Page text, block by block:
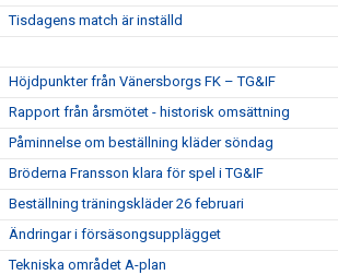
Tisdagens match är inställd
Höjdpunkter från Vänersborgs FK – TG&IF
Rapport från årsmötet - historisk omsättning
Påminnelse om beställning kläder söndag
Bröderna Fransson klara för spel i TG&IF
Beställning träningskläder 26 februari
Ändringar i försäsongsupplägget
Tekniska området A-plan